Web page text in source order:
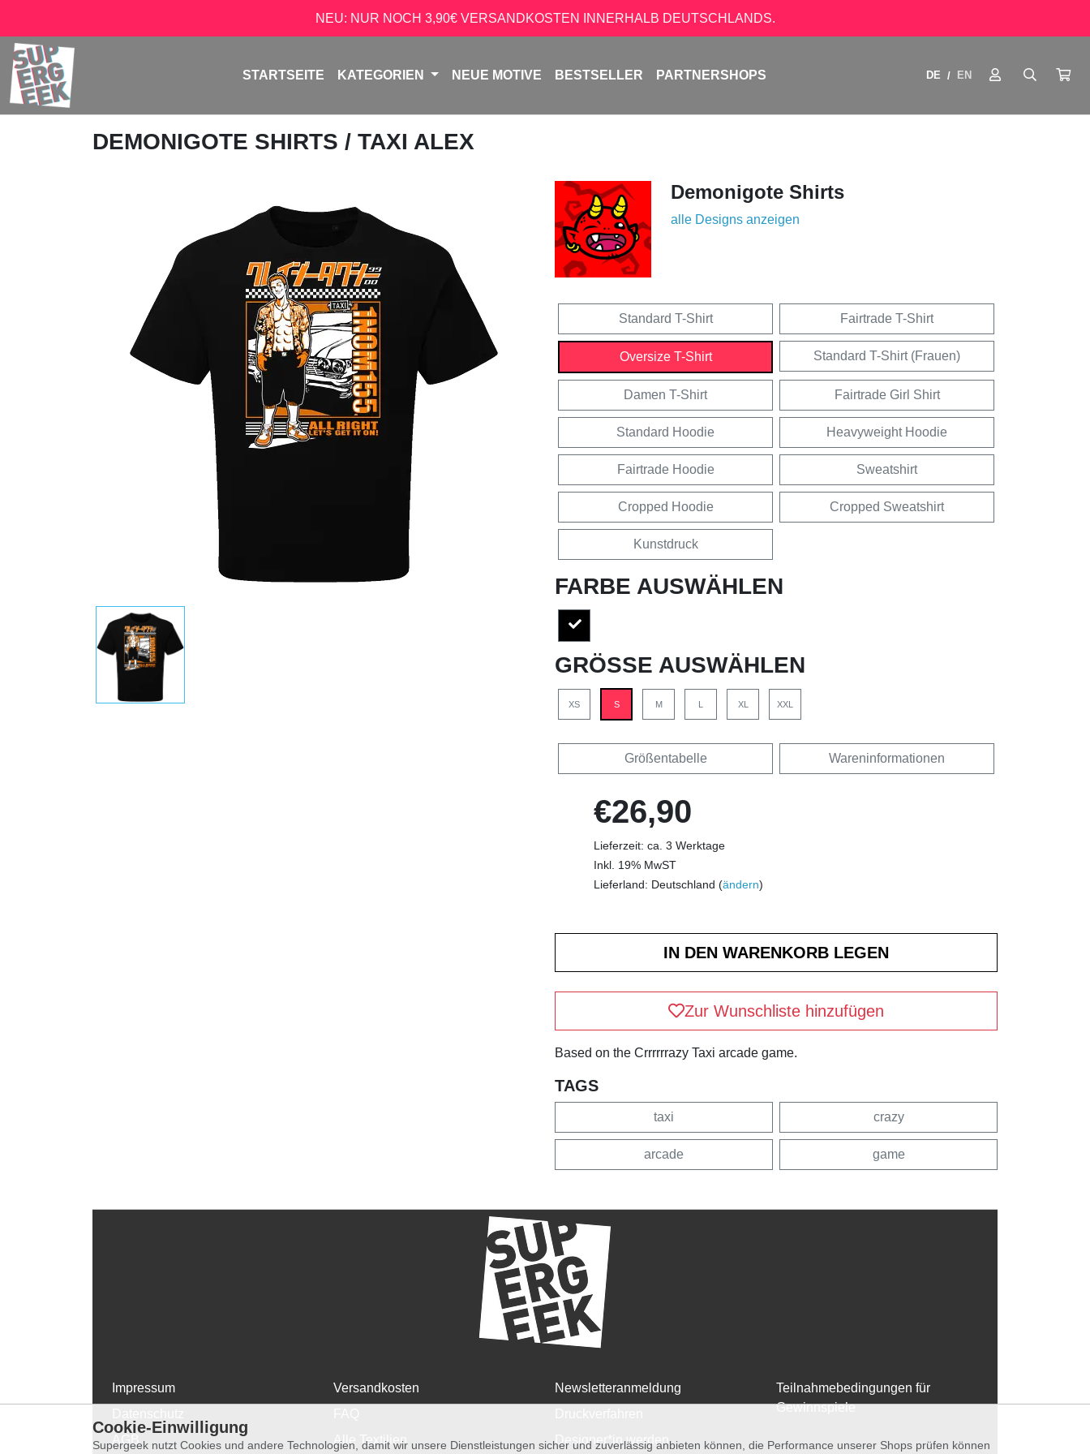
NEU: NUR NOCH 3,90€ VERSANDKOSTEN INNERHALB DEUTSCHLANDS.
STARTSEITE KATEGORIEN NEUE MOTIVE BESTSELLER PARTNERSHOPS DE / EN
DEMONIGOTE SHIRTS / TAXI ALEX
Demonigote Shirts
alle Designs anzeigen
Standard T-Shirt Fairtrade T-Shirt
Oversize T-Shirt Standard T-Shirt (Frauen)
Damen T-Shirt Fairtrade Girl Shirt
Standard Hoodie Heavyweight Hoodie
Fairtrade Hoodie Sweatshirt
Cropped Hoodie Cropped Sweatshirt
Kunstdruck
FARBE AUSWÄHLEN
GRÖSSE AUSWÄHLEN
XS S M L XL XXL
Größentabelle Wareninformationen
€26,90
Lieferzeit: ca. 3 Werktage
Inkl. 19% MwST
Lieferland: Deutschland (ändern)
Zur Wunschliste hinzufügen
Based on the Crrrrrrazy Taxi arcade game.
TAGS
taxi crazy
arcade game
Impressum
Versandkosten
Alle Textilien
Newsletteranmeldung
Designer*in werden
Teilnahmebedingungen für
Gewinnspiele
Cookie-Einwilligung
Supergeek nutzt Cookies und andere Technologien, damit wir unsere Dienstleistungen sicher und zuverlässig anbieten können, die Performance unserer Shops prüfen können